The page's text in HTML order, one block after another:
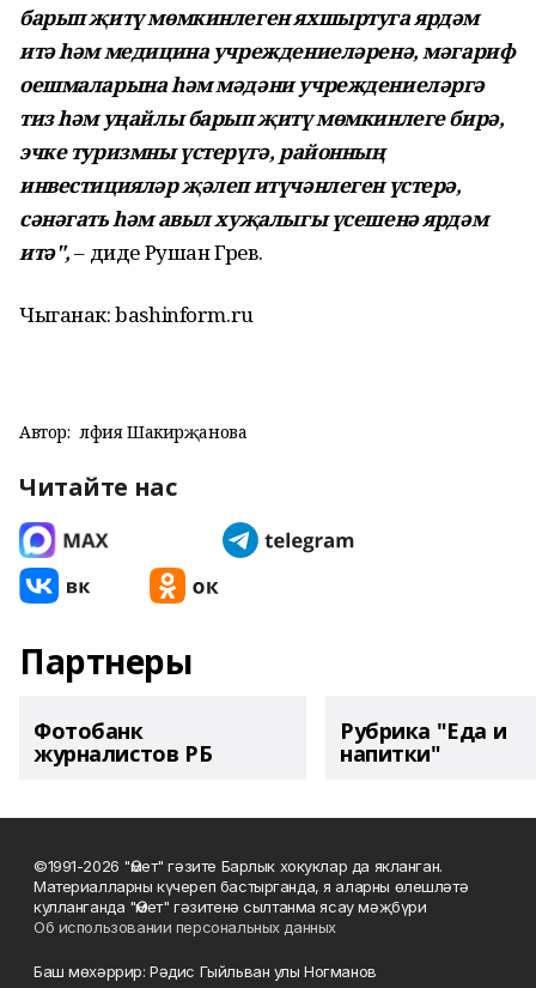
барып җитү мөмкинлеген яхшыртуга ярдәм
итә һәм медицина учреждениеләренә, мәгариф
оешмаларына һәм мәдәни учреждениеләргә
тиз һәм уңайлы барып җитү мөмкинлеге бирә,
эчке туризмны үстерүгә, районның
инвестицияләр җәлеп итүчәнлеген үстерә,
сәнәгать һәм авыл хуҗалыгы үсешенә ярдәм
итә",– диде Рушан Гәрәев.
Чыганак: bashinform.ru
Автор: Әлфия Шакирҗанова
Читайте нас
Партнеры
Фотобанк
журналистов РБ
Рубрика "Еда и
напитки"
©1991-2026 "Өмет" гәзите Барлык хокуклар да якланган.
Материалларны күчереп бастырганда, я аларны өлешләтә
кулланганда "Өмет" гәзитенә сылтанма ясау мәҗбүри
Об использовании персональных данных
Баш мөхәррир: Рәдис Гыйльван улы Ногманов